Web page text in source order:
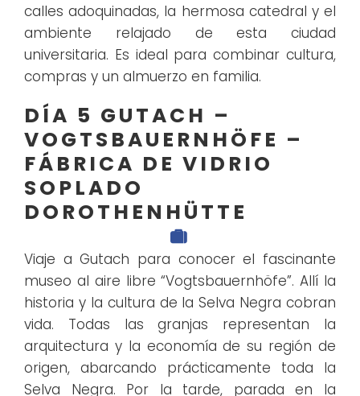
calles adoquinadas, la hermosa catedral y el
ambiente relajado de esta ciudad
universitaria. Es ideal para combinar cultura,
compras y un almuerzo en familia.
DÍA 5 GUTACH –
VOGTSBAUERNHÖFE –
FÁBRICA DE VIDRIO
SOPLADO
DOROTHENHÜTTE
Viaje a Gutach para conocer el fascinante
museo al aire libre “Vogtsbauernhöfe”. Allí la
historia y la cultura de la Selva Negra cobran
vida. Todas las granjas representan la
arquitectura y la economía de su región de
origen, abarcando prácticamente toda la
Selva Negra. Por la tarde, parada en la